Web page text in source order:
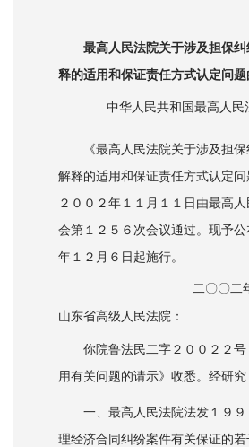
最高人民法院关于涉及担保
释的适用和保证责任方式认定问题
中华人民共和国最高人民
《最高人民法院关于涉及担
解释的适用和保证责任方式认定
２００２年１１月１１日由最高
会第１２５６次会议通过。现予公
年１２月６日起施行。
二〇〇二
山东省高级人民法院：
你院鲁法民二字２００２２
用有关问题的请示》收悉。经研究
一、最高人民法院法发１９
理经济合同纠纷案件有关保证的